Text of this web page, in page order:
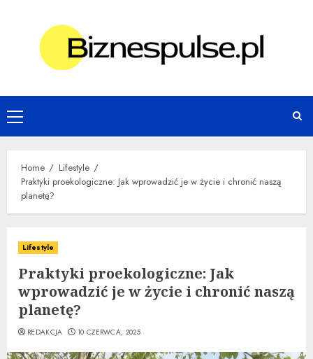
Primary
Menu
Home
Lifestyle
Praktyki proekologiczne: Jak wprowadzić je w życie i chronić naszą
planetę?
Lifestyle
Praktyki proekologiczne: Jak
wprowadzić je w życie i chronić naszą
planetę?
REDAKCJA 10 CZERWCA, 2025